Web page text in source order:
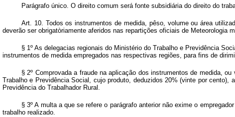
Parágrafo único. O direito comum será fonte subsidiária do direito do
Art. 10. Todos os instrumentos de medida, pêso, volume ou área
deverão ser obrigatòriamente aferidos nas repartições oficiais de Meteorologia
§ 1º As delegacias regionais do Ministério do Trabalho e Previdência
instrumentos de medida empregados nas respectivas regiões, para fins de
§ 2º Comprovada a fraude na aplicação dos instrumentos de medida,
Trabalho e Previdência Social, cujo produto, deduzidos 20% (vinte por
Previdência do Trabalhador Rural.
§ 3º A multa a que se refere o parágrafo anterior não exime o
trabalho realizado.